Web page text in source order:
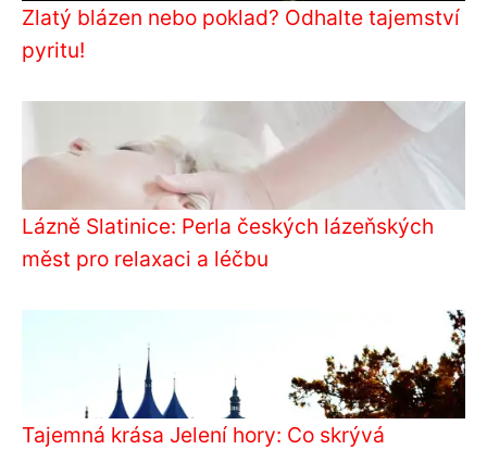
Zlatý blázen nebo poklad? Odhalte tajemství
pyritu!
Lázně Slatinice: Perla českých lázeňských
měst pro relaxaci a léčbu
Tajemná krása Jelení hory: Co skrývá